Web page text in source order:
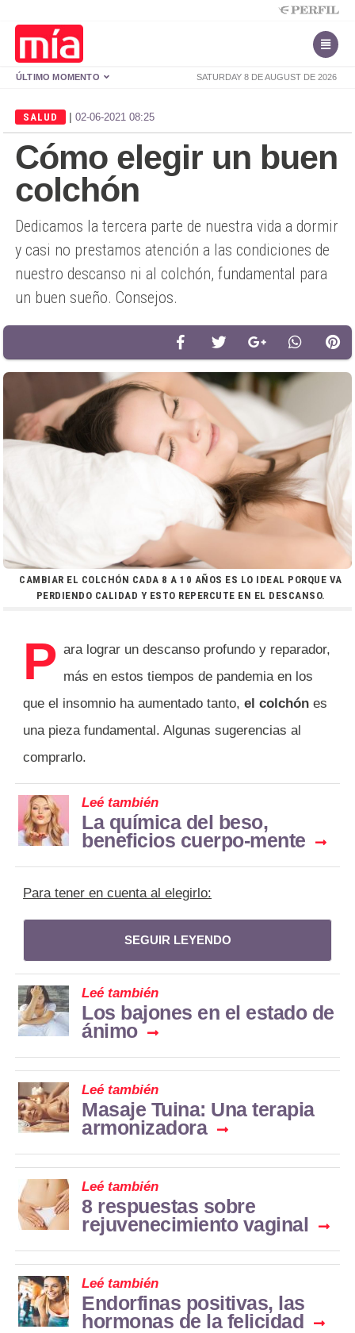
SATURDAY 8 DE AUGUST DE 2026
ÚLTIMO MOMENTO
SALUD | 02-06-2021 08:25
Cómo elegir un buen
colchón
Dedicamos la tercera parte de nuestra vida a dormir
y casi no prestamos atención a las condiciones de
nuestro descanso ni al colchón, fundamental para
un buen sueño. Consejos.
CAMBIAR EL COLCHÓN CADA 8 A 10 AÑOS ES LO IDEAL PORQUE VA
PERDIENDO CALIDAD Y ESTO REPERCUTE EN EL DESCANSO.
P ara lograr un descanso profundo y reparador,
más en estos tiempos de pandemia en los
que el insomnio ha aumentado tanto, el colchón es
una pieza fundamental. Algunas sugerencias al
comprarlo.
Leé también
La química del beso,
beneficios cuerpo-mente
Para tener en cuenta al elegirlo:
SEGUIR LEYENDO
Leé también
Los bajones en el estado de
ánimo
Leé también
Masaje Tuina: Una terapia
armonizadora
Leé también
8 respuestas sobre
rejuvenecimiento vaginal
Leé también
Endorfinas positivas, las
hormonas de la felicidad